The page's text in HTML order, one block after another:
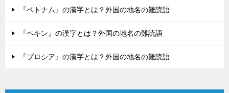
『ベトナム』の漢字とは？外国の地名の難読語
『ペキン』の漢字とは？外国の地名の難読語
『プロシア』の漢字とは？外国の地名の難読語